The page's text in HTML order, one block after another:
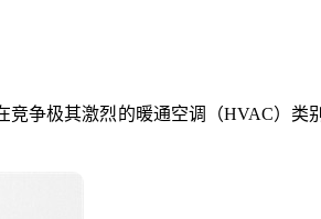
竞争极其激烈的暖通空调（HVAC）类